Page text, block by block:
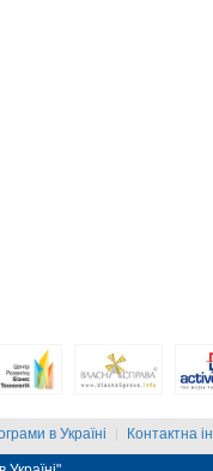
в Україні | Контактна